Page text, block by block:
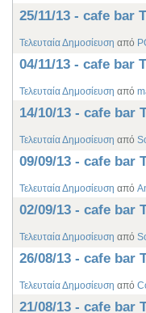
25/11/13 - cafe bar
Τελευταία Δημοσίευση από
04/11/13 - cafe bar
Τελευταία Δημοσίευση από
14/10/13 - cafe bar
Τελευταία Δημοσίευση από
09/09/13 - cafe bar
Τελευταία Δημοσίευση από
02/09/13 - cafe bar
Τελευταία Δημοσίευση από
26/08/13 - cafe bar
Τελευταία Δημοσίευση από
21/08/13 - cafe bar